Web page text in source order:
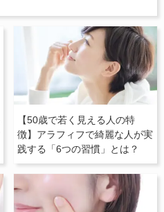
【50歳で若く見える人の特
徴】アラフィフで綺麗な人が実
践する「6つの習慣」とは？